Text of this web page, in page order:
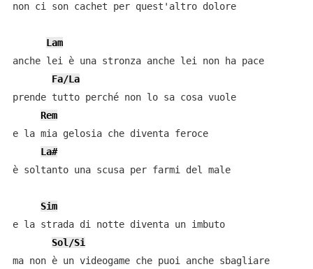
non ci son cachet per quest'altro dolore
Lam
anche lei è una stronza anche lei non ha pace
Fa/La
prende tutto perché non lo sa cosa vuole
Rem
e la mia gelosia che diventa feroce
La#
è soltanto una scusa per farmi del male
Sim
e la strada di notte diventa un imbuto
Sol/Si
ma non è un videogame che puoi anche sbagliare